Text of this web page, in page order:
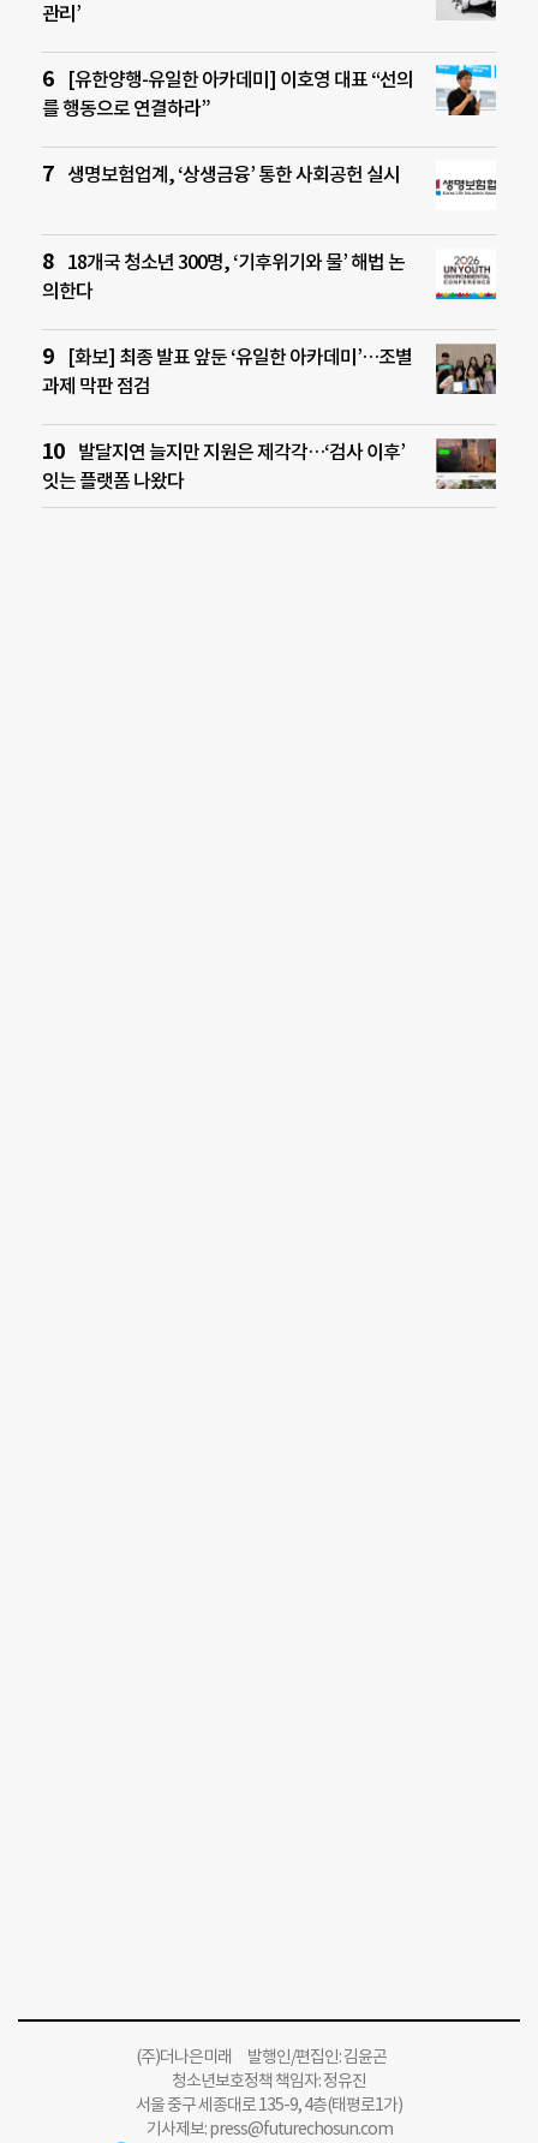
관리’
[유한양행-유일한 아카데미] 이호영 대표 “선의
를 행동으로 연결하라”
생명보험업계, ‘상생금융’ 통한 사회공헌 실시
18개국 청소년 300명, ‘기후위기와 물’ 해법 논
의한다
[화보] 최종 발표 앞둔 ‘유일한 아카데미’…조별
과제 막판 점검
발달지연 늘지만 지원은 제각각…‘검사 이후’
잇는 플랫폼 나왔다
(주)더나은미래 발행인/편집인: 김윤곤
청소년보호정책 책임자: 정유진
서울 중구 세종대로 135-9, 4층(태평로1가)
기사제보:press@futurechosun.com